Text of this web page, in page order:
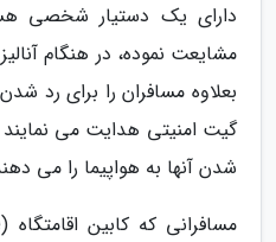
دارای یک دستیار شخصی
مشایعت نموده، در هنگام
بعلاوه مسافران را برای رد
گیت امنیتی هدایت می نمایند
شدن آنها به هواپیما را می